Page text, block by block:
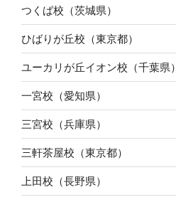
つくば校（茨城県）
ひばりが丘校（東京都）
ユーカリが丘イオン校（千葉県）
一宮校（愛知県）
三宮校（兵庫県）
三軒茶屋校（東京都）
上田校（長野県）